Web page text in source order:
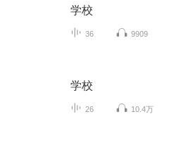
学校
36 9909
学校
26 10.4万